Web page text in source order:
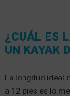
¿CUÁL ES
UN KAYAK
La longitud ideal
a 12 pies es lo